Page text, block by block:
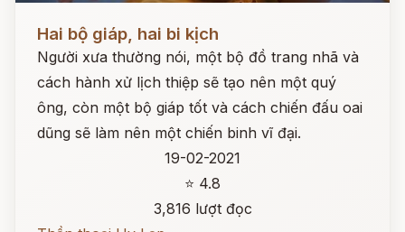
Hai bộ giáp, hai bi kịch
Người xưa thường nói, một bộ đồ trang nhã và
cách hành xử lịch thiệp sẽ tạo nên một quý
ông, còn một bộ giáp tốt và cách chiến đấu oai
dũng sẽ làm nên một chiến binh vĩ đại.
19-02-2021
⭐ 4.8
3,816 lượt đọc